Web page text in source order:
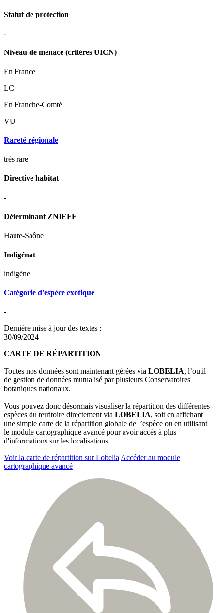
Statut de protection
-
Niveau de menace (critères UICN)
En France
LC
En Franche-Comté
VU
Rareté régionale
très rare
Directive habitat
-
Déterminant ZNIEFF
Haute-Saône
Indigénat
indigène
Catégorie d'espèce exotique
-
Dernière mise à jour des textes :
30/09/2024
CARTE DE RÉPARTITION
Toutes nos données sont maintenant gérées via LOBELIA, l’outil
de gestion de données mutualisé par plusieurs Conservatoires
botaniques nationaux.
Vous pouvez donc désormais visualiser la répartition des différentes
espèces du territoire directement via LOBELIA, soit en affichant
une simple carte de la répartition globale de l’espèce ou en utilisant
le module cartographique avancé pour avoir accès à plus
d'informations sur les localisations.
Voir la carte de répartition sur Lobelia Accéder au module
cartographique avancé